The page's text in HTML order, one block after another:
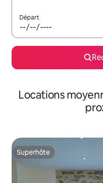
Départ
Locations
Superhôte
Superhôte